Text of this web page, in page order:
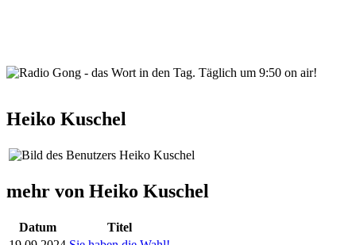
Heiko Kuschel
mehr von Heiko Kuschel
Datum
Titel